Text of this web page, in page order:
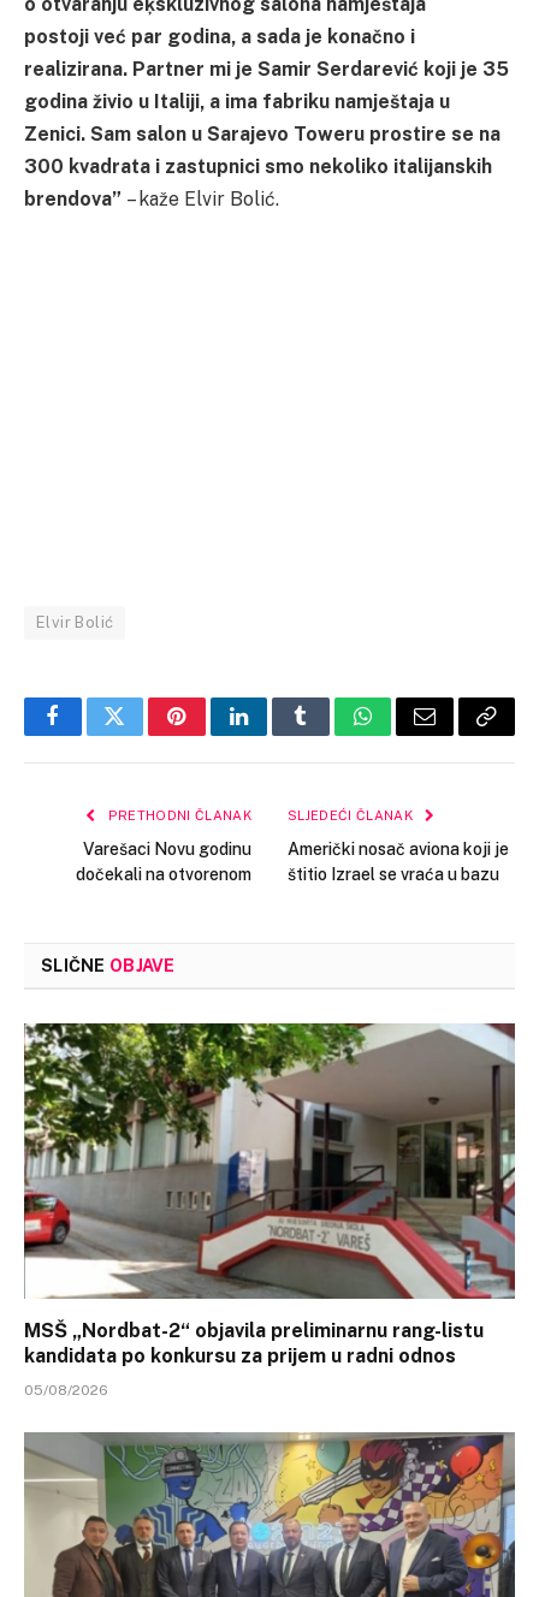
postoji već par godina, a sada je konačno i
realizirana. Partner mi je Samir Serdarević koji je 35
godina živio u Italiji, a ima fabriku namještaja u
Zenici. Sam salon u Sarajevo Toweru prostire se na
300 kvadrata i zastupnici smo nekoliko italijanskih
brendova” – kaže Elvir Bolić.
Elvir Bolić
FacebookTwitterPinterestLinkedInTumblrWhatsApp
Email Copy
PRETHODNI ČLANAK
Varešaci Novu godinu
dočekali na otvorenom
SLJEDEĆI ČLANAK
Američki nosač aviona koji je
štitio Izrael se vraća u bazu
SLIČNE OBJAVE
MSŠ „Nordbat-2“ objavila preliminarnu rang-listu
kandidata po konkursu za prijem u radni odnos
05/08/2026